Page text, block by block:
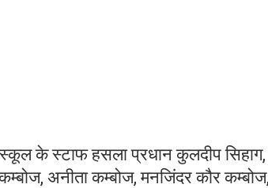
के स्टाफ हसला प्रधान कुलदीप सिहाग,
कम्बोज, अनीता कम्बोज, मनजिंदर कौर